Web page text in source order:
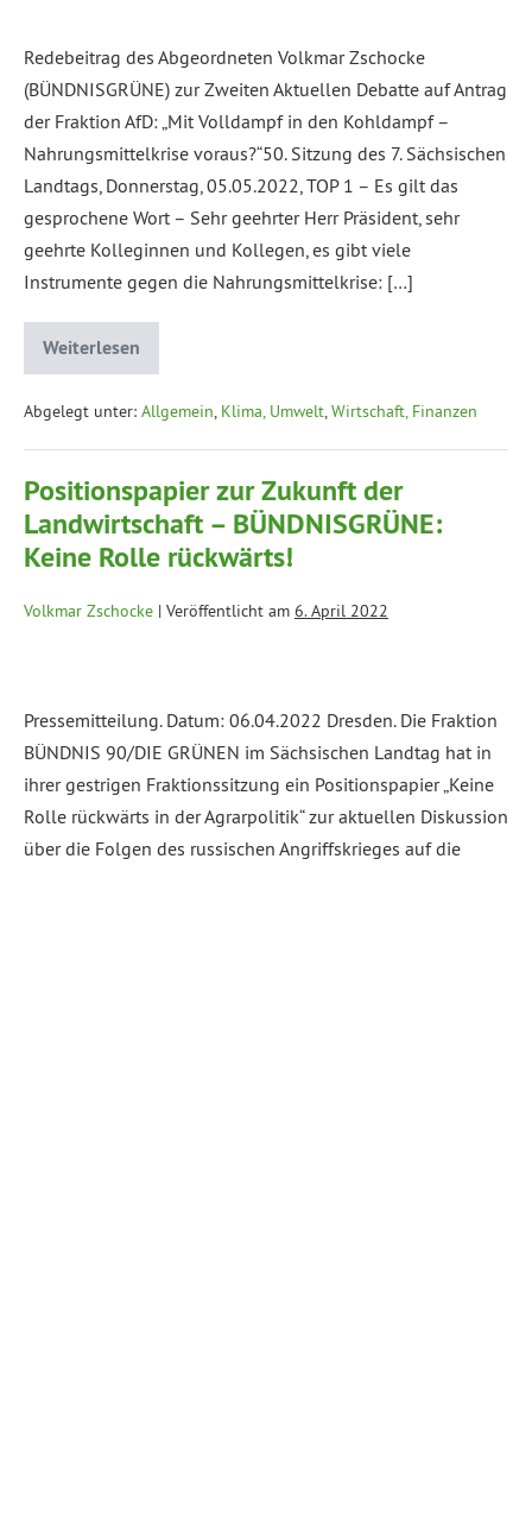
Redebeitrag des Abgeordneten Volkmar Zschocke
(BÜNDNISGRÜNE) zur Zweiten Aktuellen Debatte auf Antrag
der Fraktion AfD: „Mit Volldampf in den Kohldampf –
Nahrungsmittelkrise voraus?“50. Sitzung des 7. Sächsischen
Landtags, Donnerstag, 05.05.2022, TOP 1 – Es gilt das
gesprochene Wort – Sehr geehrter Herr Präsident, sehr
geehrte Kolleginnen und Kollegen, es gibt viele
Instrumente gegen die Nahrungsmittelkrise: […]
Weiterlesen
Abgelegt unter: Allgemein, Klima, Umwelt,Wirtschaft, Finanzen
Positionspapier zur Zukunft der
Landwirtschaft – BÜNDNISGRÜNE:
Keine Rolle rückwärts!
Volkmar Zschocke | Veröffentlicht am 6. April 2022
Pressemitteilung. Datum: 06.04.2022 Dresden. Die Fraktion
BÜNDNIS 90/DIE GRÜNEN im Sächsischen Landtag hat in
ihrer gestrigen Fraktionssitzung ein Positionspapier „Keine
Rolle rückwärts in der Agrarpolitik“ zur aktuellen Diskussion
über die Folgen des russischen Angriffskrieges auf die